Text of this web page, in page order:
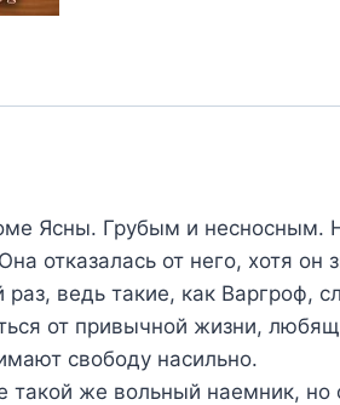
Ясны. Грубым и несносным.
отказалась от него, хотя он
ведь такие, как Варгроф,
от привычной жизни,
свободу насильно.
такой же вольный наемник, но